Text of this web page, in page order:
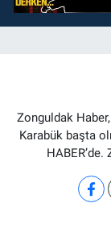
Zonguldak
Karabük başta
HABER’de.